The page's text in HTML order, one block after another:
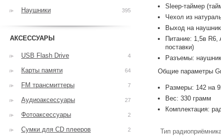
Sleep-таймер
Чехол из
Выход на
Питание: 1,5в R6,
поставки)
Разъемы:
Общие параметры
Размеры: 142 на
Вес: 330 грамм
Комплектация:
Тип
Наушники 395
АКСЕССУАРЫ
USB Flash Drive 4
Карты памяти 64
FM трансмиттеры 7
Аудиоаксессуары 27
Фотоаксессуары 2
Сумки для CD плееров 2